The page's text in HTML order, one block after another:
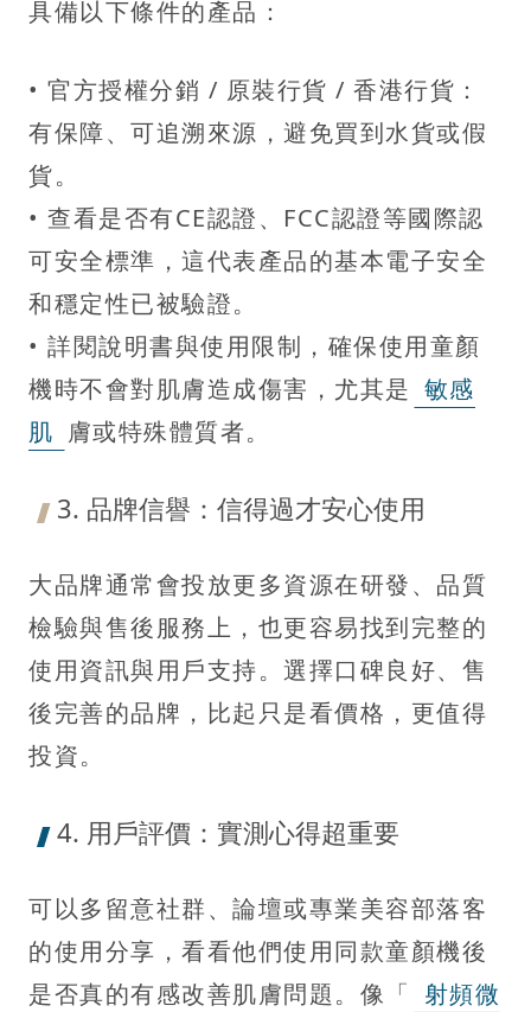
具備以下條件的產品：
• 官方授權分銷 / 原裝行貨 / 香港行貨：
有保障、可追溯來源，避免買到水貨或假
貨。
• 查看是否有CE認證、FCC認證等國際認
可安全標準，這代表產品的基本電子安全
和穩定性已被驗證。
• 詳閱說明書與使用限制，確保使用童顏
機時不會對肌膚造成傷害，尤其是 敏感
肌 膚或特殊體質者。
3. 品牌信譽：信得過才安心使用
大品牌通常會投放更多資源在研發、品質
檢驗與售後服務上，也更容易找到完整的
使用資訊與用戶支持。選擇口碑良好、售
後完善的品牌，比起只是看價格，更值得
投資。
4. 用戶評價：實測心得超重要
可以多留意社群、論壇或專業美容部落客
的使用分享，看看他們使用同款童顏機後
是否真的有感改善肌膚問題。像「 射頻微